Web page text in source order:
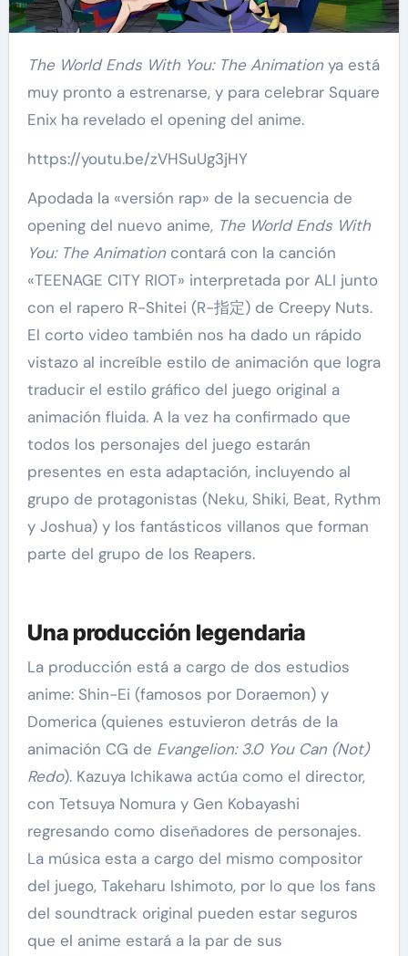
The World Ends With You: The Animation ya está
muy pronto a estrenarse, y para celebrar Square
Enix ha revelado el opening del anime.
https://youtu.be/zVHSuUg3jHY
Apodada la «versión rap» de la secuencia de
opening del nuevo anime, The World Ends With
You: The Animation contará con la canción
«TEENAGE CITY RIOT» interpretada por ALI junto
con el rapero R-Shitei (R-指定) de Creepy Nuts.
El corto video también nos ha dado un rápido
vistazo al increíble estilo de animación que logra
traducir el estilo gráfico del juego original a
animación fluida. A la vez ha confirmado que
todos los personajes del juego estarán
presentes en esta adaptación, incluyendo al
grupo de protagonistas (Neku, Shiki, Beat, Rythm
y Joshua) y los fantásticos villanos que forman
parte del grupo de los Reapers.
Una producción legendaria
La producción está a cargo de dos estudios
anime: Shin-Ei (famosos por Doraemon) y
Domerica (quienes estuvieron detrás de la
animación CG de Evangelion: 3.0 You Can (Not)
Redo). Kazuya Ichikawa actúa como el director,
con Tetsuya Nomura y Gen Kobayashi
regresando como diseñadores de personajes.
La música esta a cargo del mismo compositor
del juego, Takeharu Ishimoto, por lo que los fans
del soundtrack original pueden estar seguros
que el anime estará a la par de sus